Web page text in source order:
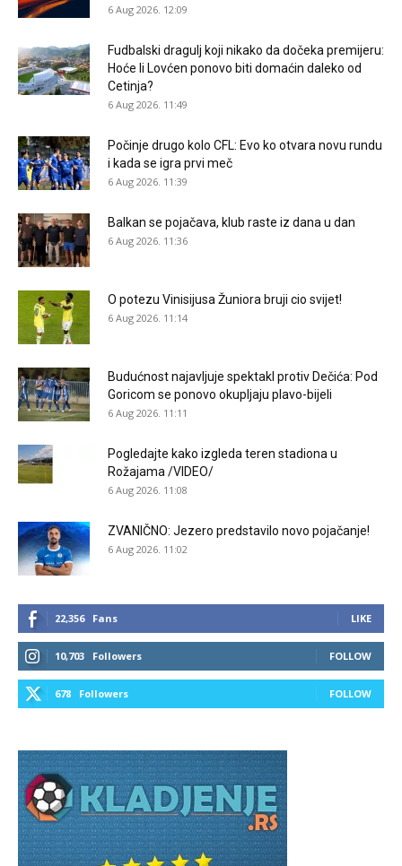
6 Aug 2026. 12:09
Fudbalski dragulj koji nikako da dočeka premijeru:
Hoće li Lovćen ponovo biti domaćin daleko od
Cetinja?
6 Aug 2026. 11:49
Počinje drugo kolo CFL: Evo ko otvara novu rundu
i kada se igra prvi meč
6 Aug 2026. 11:39
Balkan se pojačava, klub raste iz dana u dan
6 Aug 2026. 11:36
O potezu Vinisijusa Žuniora bruji cio svijet!
6 Aug 2026. 11:14
Budućnost najavljuje spektakl protiv Dečića: Pod
Goricom se ponovo okupljaju plavo-bijeli
6 Aug 2026. 11:11
Pogledajte kako izgleda teren stadiona u
Rožajama /VIDEO/
6 Aug 2026. 11:08
ZVANIČNO: Jezero predstavilo novo pojačanje!
6 Aug 2026. 11:02
22,356 Fans LIKE
10,703 Followers FOLLOW
678 Followers FOLLOW